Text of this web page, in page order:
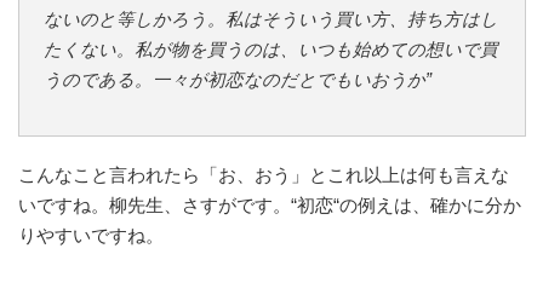
ないのと等しかろう。私はそういう買い方、持ち方はし
たくない。私が物を買うのは、いつも始めての想いで買
うのである。一々が初恋なのだとでもいおうか”
こんなこと言われたら「お、おう」とこれ以上は何も言えな
いですね。柳先生、さすがです。“初恋“の例えは、確かに分か
りやすいですね。